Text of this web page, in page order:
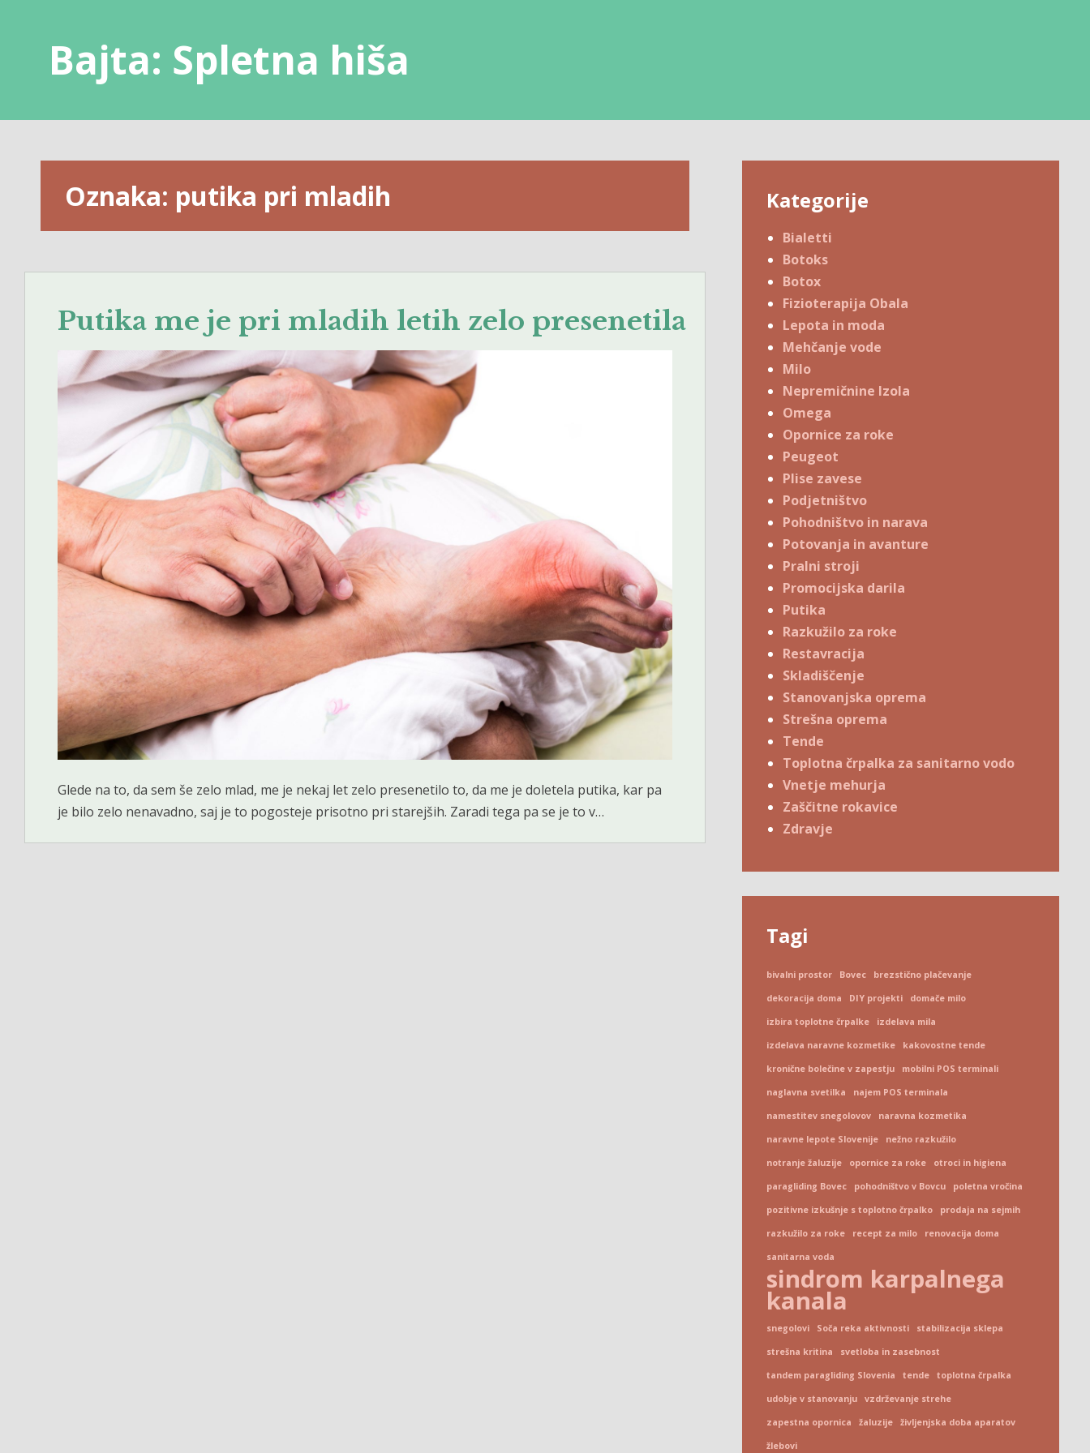
Bajta: Spletna hiša
Oznaka: putika pri mladih
Putika me je pri mladih letih zelo presenetila
Glede na to, da sem še zelo mlad, me je nekaj let zelo presenetilo to, da me je doletela putika, kar pa
je bilo zelo nenavadno, saj je to pogosteje prisotno pri starejših. Zaradi tega pa se je to v…
Kategorije
Bialetti
Botoks
Botox
Fizioterapija Obala
Lepota in moda
Mehčanje vode
Milo
Nepremičnine Izola
Omega
Opornice za roke
Peugeot
Plise zavese
Podjetništvo
Pohodništvo in narava
Potovanja in avanture
Pralni stroji
Promocijska darila
Putika
Razkužilo za roke
Restavracija
Skladiščenje
Stanovanjska oprema
Strešna oprema
Tende
Toplotna črpalka za sanitarno vodo
Vnetje mehurja
Zaščitne rokavice
Zdravje
Tagi
bivalni prostor Bovec brezstično plačevanje
dekoracija doma DIY projekti domače milo
izbira toplotne črpalke izdelava mila
izdelava naravne kozmetike kakovostne tende
kronične bolečine v zapestju mobilni POS terminali
naglavna svetilka najem POS terminala
namestitev snegolovov naravna kozmetika
naravne lepote Slovenije nežno razkužilo
notranje žaluzije opornice za roke otroci in higiena
paragliding Bovec pohodništvo v Bovcu poletna vročina
pozitivne izkušnje s toplotno črpalko prodaja na sejmih
razkužilo za roke recept za milo renovacija doma
sanitarna voda
sindrom karpalnega
kanala
snegolovi Soča reka aktivnosti stabilizacija sklepa
strešna kritina svetloba in zasebnost
tandem paragliding Slovenia tende toplotna črpalka
udobje v stanovanju vzdrževanje strehe
zapestna opornica žaluzije življenjska doba aparatov
žlebovi